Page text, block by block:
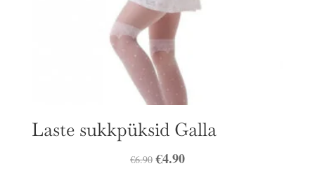
Laste sukkpüksid Galla
€6.90 Algne
€4.90Praegune